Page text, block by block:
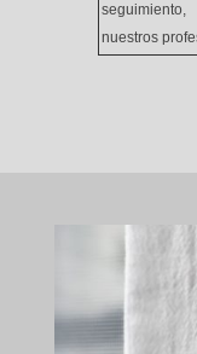
nuestros